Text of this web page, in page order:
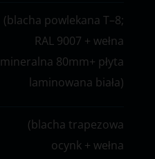
(blacha powlekana T–8;
RAL 9007 + wełna
mineralna 80mm+ płyta
laminowana biała)
(blacha trapezowa
ocynk + wełna